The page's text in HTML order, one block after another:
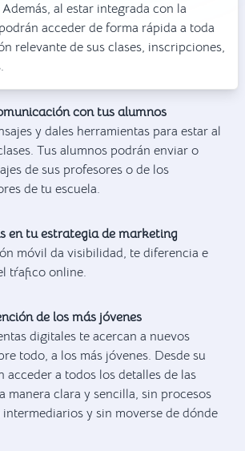
al estar integrada con la
acceder de forma rápida a toda
relevante de sus clases, inscripciones,
con tus alumnos
y dales herramientas para estar al
Tus alumnos podrán enviar o
de sus profesores o de los
de tu escuela.
en tu estrategia de marketing
móvil da visibilidad, te diferencia e
tŕafico online.
de los más jóvenes
digitales te acercan a nuevos
todo, a los más jóvenes. Desde su
acceder a todos los detalles de las
manera clara y sencilla, sin procesos
intermediarios y sin moverse de dónde